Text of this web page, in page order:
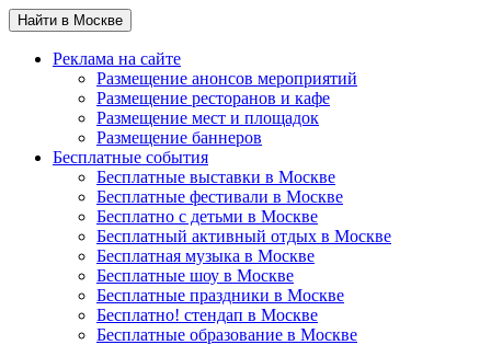
Найти в Москве
Реклама на сайте
Размещение анонсов мероприятий
Размещение ресторанов и кафе
Размещение мест и площадок
Размещение баннеров
Бесплатные события
Бесплатные выставки в Москве
Бесплатные фестивали в Москве
Бесплатно с детьми в Москве
Бесплатный активный отдых в Москве
Бесплатная музыка в Москве
Бесплатные шоу в Москве
Бесплатные праздники в Москве
Бесплатно! стендап в Москве
Бесплатные образование в Москве